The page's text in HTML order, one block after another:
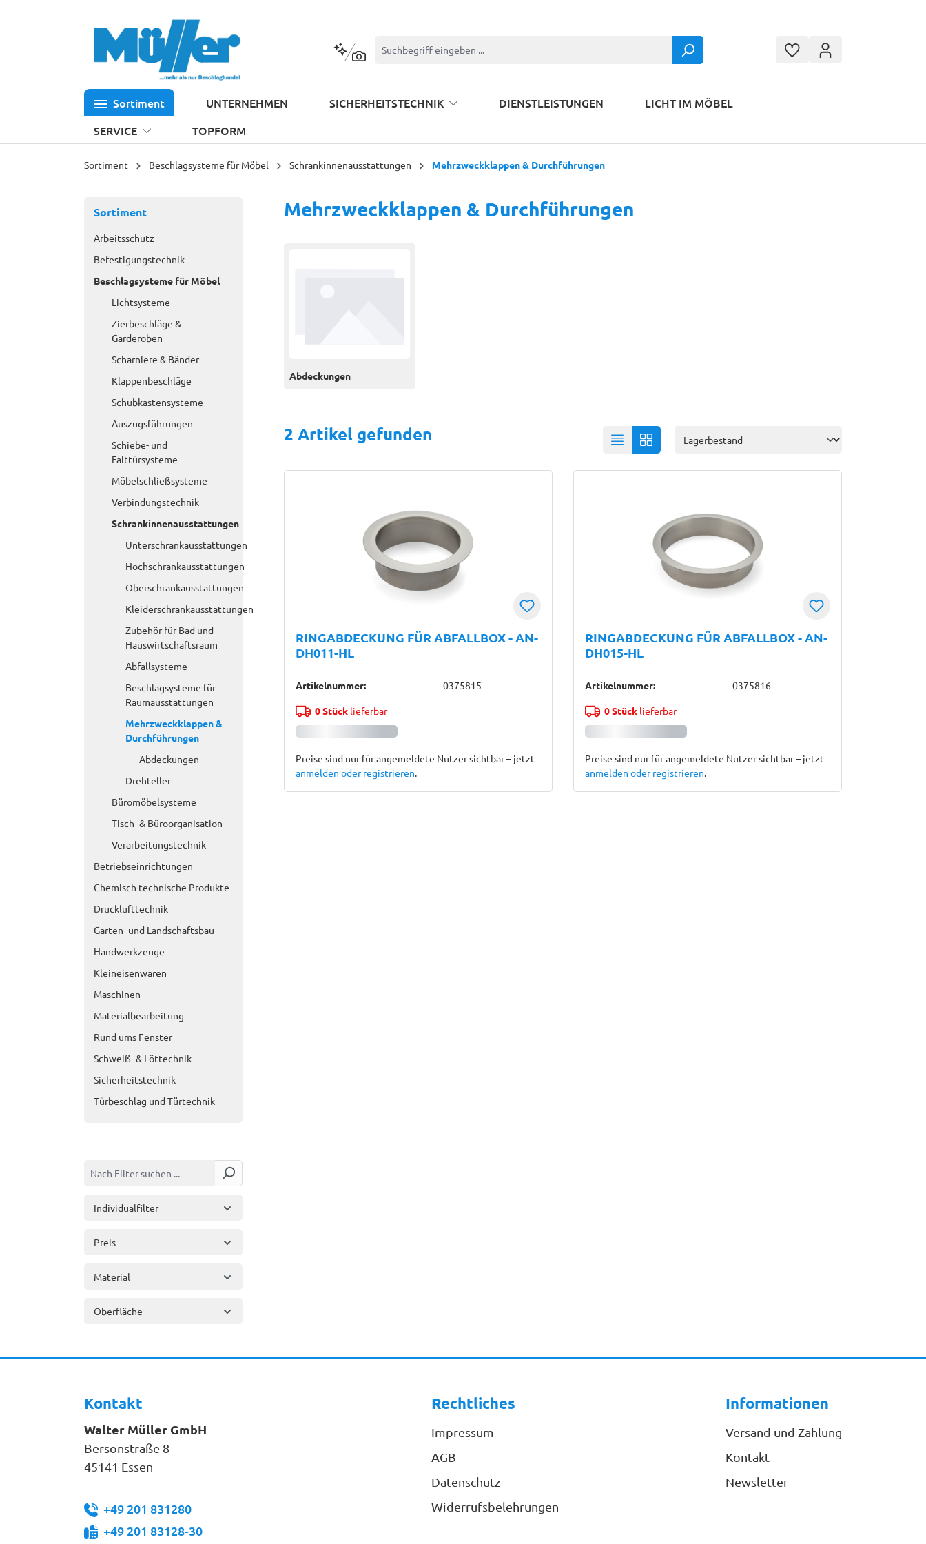
Kontextbasierte Suche
Sortiment UNTERNEHMEN SICHERHEITSTECHNIK DIENSTLEISTUNGEN
LICHT IM MÖBEL
SERVICE
TOPFORM
Sortiment Beschlagsysteme für Möbel Schrankinnenausstattungen Mehrzweckklappen & Durchführungen
Sortiment
Arbeitsschutz
Befestigungstechnik
Beschlagsysteme für Möbel
Lichtsysteme
Zierbeschläge &
Garderoben
Scharniere & Bänder
Klappenbeschläge
Schubkastensysteme
Auszugsführungen
Schiebe- und
Falttürsysteme
Möbelschließsysteme
Verbindungstechnik
Schrankinnenausstattungen
Unterschrankausstattungen
Hochschrankausstattungen
Oberschrankausstattungen
Kleiderschrankausstattungen
Zubehör für Bad und
Hauswirtschaftsraum
Abfallsysteme
Beschlagsysteme für
Raumausstattungen
Mehrzweckklappen &
Durchführungen
Abdeckungen
Drehteller
Büromöbelsysteme
Tisch- & Büroorganisation
Verarbeitungstechnik
Betriebseinrichtungen
Chemisch technische Produkte
Drucklufttechnik
Garten- und Landschaftsbau
Handwerkzeuge
Kleineisenwaren
Maschinen
Materialbearbeitung
Rund ums Fenster
Schweiß- & Löttechnik
Sicherheitstechnik
Türbeschlag und Türtechnik
Individualfilter
Preis
Material
Oberfläche
Mehrzweckklappen & Durchführungen
Abdeckungen
2 Artikel gefunden
RINGABDECKUNG FÜR ABFALLBOX - AN-
DH011-HL
Artikelnummer: 0375815
0 Stücklieferbar
Preise sind nur für angemeldete Nutzer sichtbar – jetzt
anmelden oder registrieren.
RINGABDECKUNG FÜR ABFALLBOX - AN-
DH015-HL
Artikelnummer: 0375816
0 Stücklieferbar
Preise sind nur für angemeldete Nutzer sichtbar – jetzt
anmelden oder registrieren.
Kontakt
Walter Müller GmbH
Bersonstraße 8
45141 Essen
+49 201 831280
+49 201 83128-30
Rechtliches
Impressum
AGB
Datenschutz
Widerrufsbelehrungen
Informationen
Versand und Zahlung
Kontakt
Newsletter